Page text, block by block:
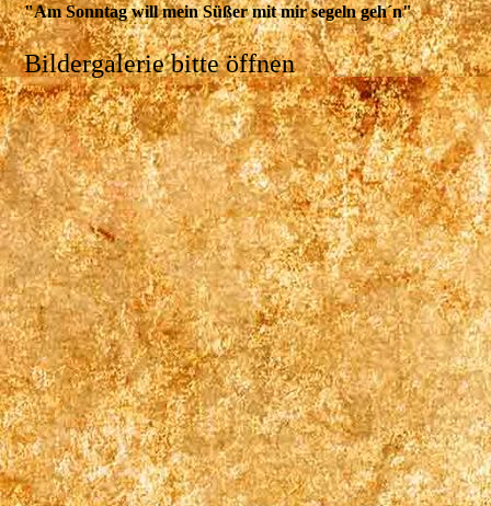
"Am Sonntag will mein Süßer mit mir segeln geh´n"
Bildergalerie bitte öffnen